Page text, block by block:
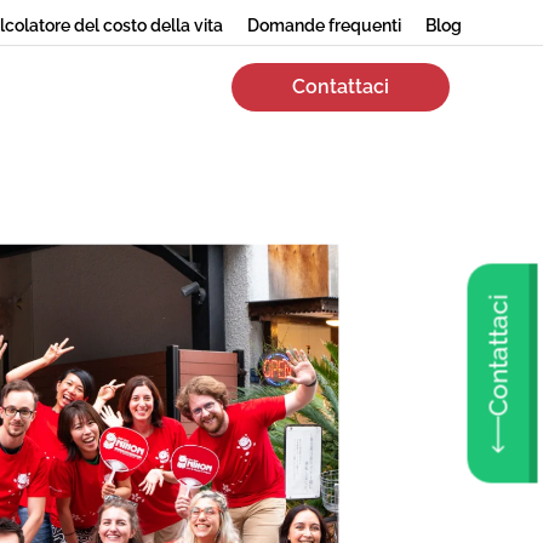
del costo della vita Domande frequenti Blog
Contattaci
Contattaci